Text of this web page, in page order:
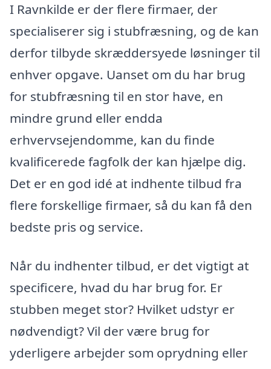
I Ravnkilde er der flere firmaer, der
specialiserer sig i stubfræsning, og de kan
derfor tilbyde skræddersyede løsninger til
enhver opgave. Uanset om du har brug
for stubfræsning til en stor have, en
mindre grund eller endda
erhvervsejendomme, kan du finde
kvalificerede fagfolk der kan hjælpe dig.
Det er en god idé at indhente tilbud fra
flere forskellige firmaer, så du kan få den
bedste pris og service.
Når du indhenter tilbud, er det vigtigt at
specificere, hvad du har brug for. Er
stubben meget stor? Hvilket udstyr er
nødvendigt? Vil der være brug for
yderligere arbejder som oprydning eller